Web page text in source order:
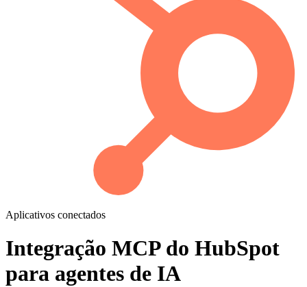
Aplicativos conectados
Integração MCP do HubSpot
para agentes de IA